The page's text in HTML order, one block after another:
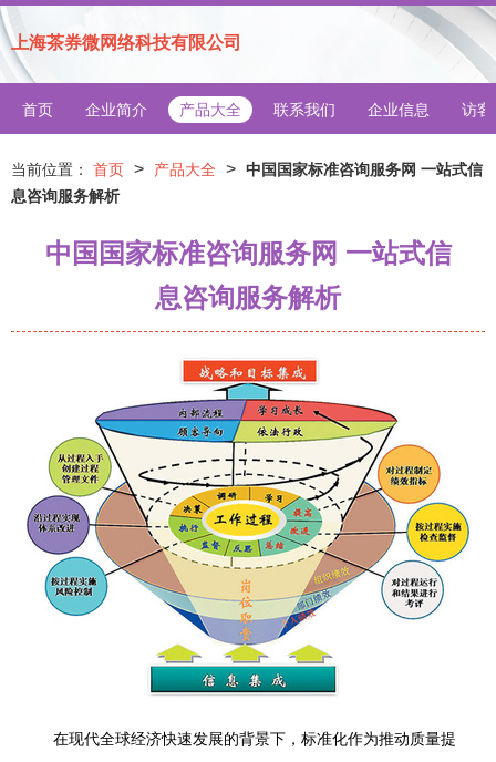
上海茶券微网络科技有限公司
首页 企业简介 产品大全 联系我们 企业信息 访客
当前位置： 首页 > 产品大全 > 中国国家标准咨询服务网 一站式信
息咨询服务解析
中国国家标准咨询服务网 一站式信
息咨询服务解析
在现代全球经济快速发展的背景下，标准化作为推动质量提